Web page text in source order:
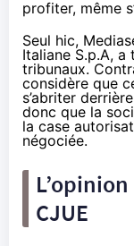
profiter, même
Seul hic,
Italiane S.p.A,
tribunaux.
considère que
s’abriter
donc que la
la case
négociée.
CJUE